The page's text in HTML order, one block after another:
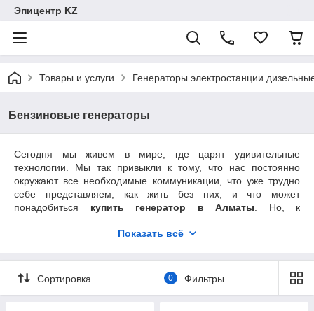
Эпицентр KZ
Товары и услуги Генераторы электростанции
Бензиновые генераторы
Сегодня мы живем в мире, где царят удивительные
технологии. Мы так привыкли к тому, что нас постоянно
окружают все необходимые коммуникации, что уже трудно
себе представляем, как жить без них, и что может
понадобиться купить генератор в Алматы . Но, к
доступны далеко не везде.
Данный аппарат просто незаменим во многих сферах нашей
Показать всё
Сортировка 0 Фильтры